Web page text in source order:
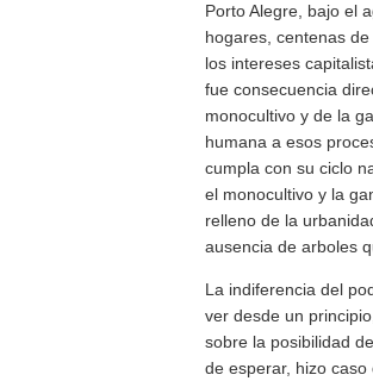
Porto Alegre, bajo el
hogares, centenas
los intereses
fue consecuencia
monocultivo y de la
humana a esos
cumpla con su ciclo
el monocultivo y la
relleno de la
ausencia de arboles
La indiferencia del
ver desde un
sobre la posibilidad
de esperar, hizo